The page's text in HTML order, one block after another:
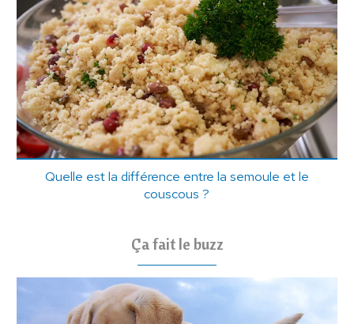
Quelle est la différence entre la semoule et le
couscous ?
Ça fait le buzz